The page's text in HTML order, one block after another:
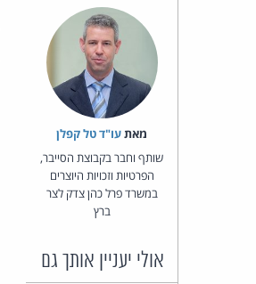
מאת‏עו"ד טל קפלן
שותף וחבר בקבוצת הסייבר,
הפרטיות וזכויות היוצרים
במשרד פרל כהן צדק לצר
ברץ
אולי יעניין אותך גם